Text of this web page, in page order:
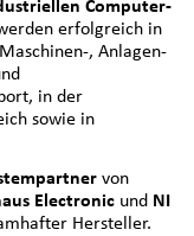
Computer-
erfolgreich in
, Anlagen-
in der
sowie in
von
Electronic und NI
Hersteller.